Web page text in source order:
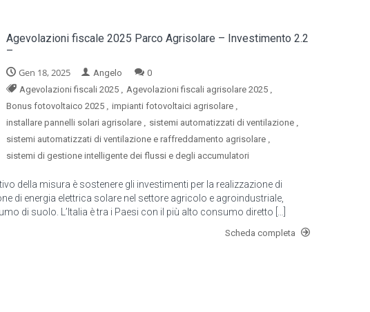
Agevolazioni fiscale 2025 Parco Agrisolare – Investimento 2.2
–
Gen 18, 2025 Angelo
0
Agevolazioni fiscali 2025
Agevolazioni fiscali agrisolare 2025
Bonus fotovoltaico 2025
impianti fotovoltaici agrisolare
installare pannelli solari agrisolare
sistemi automatizzati di ventilazione
sistemi automatizzati di ventilazione e raffreddamento agrisolare
sistemi di gestione intelligente dei flussi e degli accumulatori
della misura è sostenere gli investimenti per la realizzazione di
di energia elettrica solare nel settore agricolo e agroindustriale,
di suolo. L’Italia è tra i Paesi con il più alto consumo diretto […]
Scheda completa